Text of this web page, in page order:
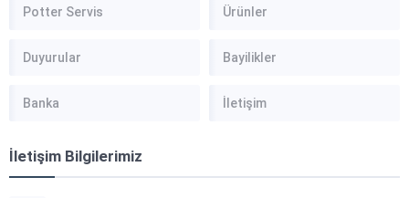
Potter Servis Ürünler
Duyurular Bayilikler
Banka İletişim
İletişim Bilgilerimiz